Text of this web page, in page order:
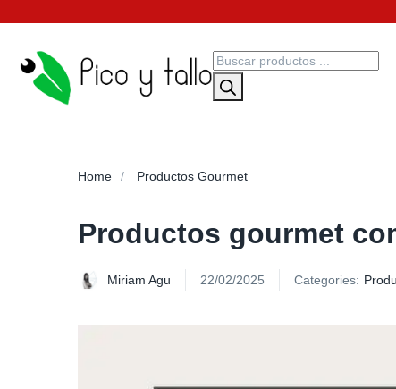
Home Productos Gourmet
Productos gourmet
Miriam Agu 22/02/2025 Categories: